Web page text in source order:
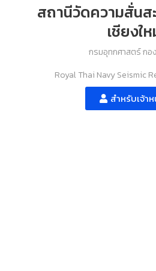
สถานีวัดความสั่นส
เชียงใ
กรมอุทกศาสตร์ กอ
Royal Thai Navy Seismic
สำหรับเจ้า